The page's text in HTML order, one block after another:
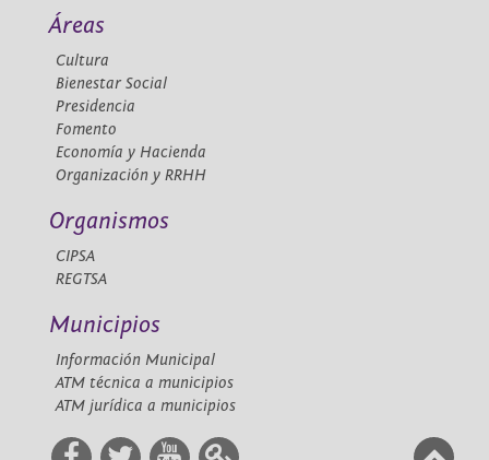
Áreas
Cultura
Bienestar Social
Presidencia
Fomento
Economía y Hacienda
Organización y RRHH
Organismos
CIPSA
REGTSA
Municipios
Información Municipal
ATM técnica a municipios
ATM jurídica a municipios